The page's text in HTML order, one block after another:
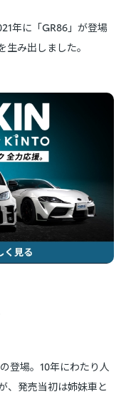
年に「GR86」が登場
み出しました。
登場。10年にわたり人
、発売当初は姉妹車と